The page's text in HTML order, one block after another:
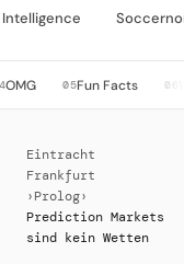
Intelligence
OMG 05Fun Facts 06
Eintracht
Frankfurt
› Prolog›
Prediction Markets
sind kein Wetten